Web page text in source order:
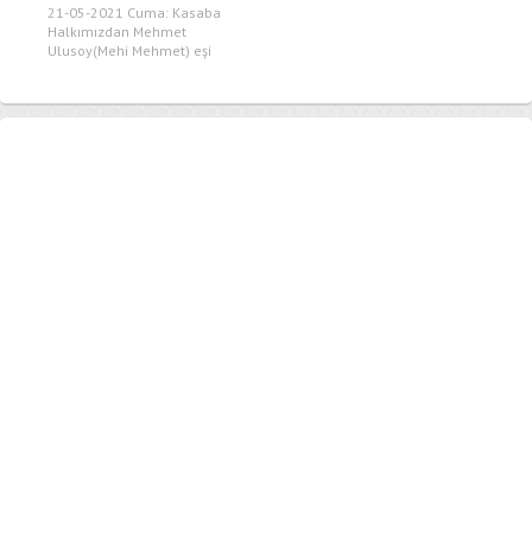
21-05-2021 Cuma: Kasaba
Halkımızdan Mehmet
Ulusoy(Mehi Mehmet) eşi